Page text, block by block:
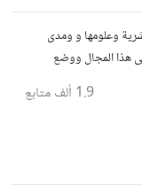
وعلومها و ومدى
هذا المجال ووضع
والتقدم
1.9 ألف متابع